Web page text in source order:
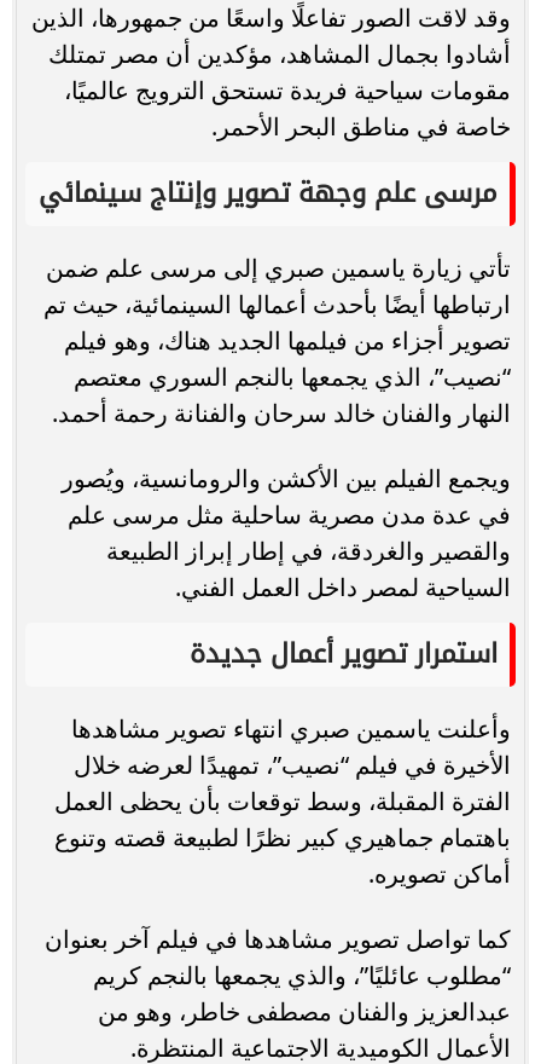
وقد لاقت الصور تفاعلًا واسعًا من جمهورها، الذين
أشادوا بجمال المشاهد، مؤكدين أن مصر تمتلك
مقومات سياحية فريدة تستحق الترويج عالميًا،
خاصة في مناطق البحر الأحمر.
مرسى علم وجهة تصوير وإنتاج سينمائي
تأتي زيارة ياسمين صبري إلى مرسى علم ضمن
ارتباطها أيضًا بأحدث أعمالها السينمائية، حيث تم
تصوير أجزاء من فيلمها الجديد هناك، وهو فيلم
“نصيب”، الذي يجمعها بالنجم السوري معتصم
النهار والفنان خالد سرحان والفنانة رحمة أحمد.
ويجمع الفيلم بين الأكشن والرومانسية، ويُصور
في عدة مدن مصرية ساحلية مثل مرسى علم
والقصير والغردقة، في إطار إبراز الطبيعة
السياحية لمصر داخل العمل الفني.
استمرار تصوير أعمال جديدة
وأعلنت ياسمين صبري انتهاء تصوير مشاهدها
الأخيرة في فيلم “نصيب”، تمهيدًا لعرضه خلال
الفترة المقبلة، وسط توقعات بأن يحظى العمل
باهتمام جماهيري كبير نظرًا لطبيعة قصته وتنوع
أماكن تصويره.
كما تواصل تصوير مشاهدها في فيلم آخر بعنوان
“مطلوب عائليًا”، والذي يجمعها بالنجم كريم
عبدالعزيز والفنان مصطفى خاطر، وهو من
الأعمال الكوميدية الاجتماعية المنتظرة.